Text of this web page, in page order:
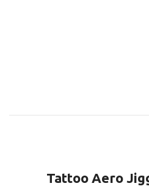
Tattoo Aero